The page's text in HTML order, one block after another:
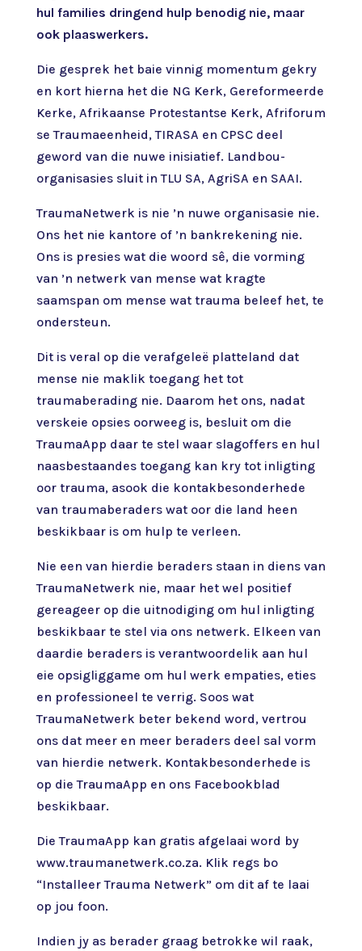
hul families dringend hulp benodig nie, maar
ook plaaswerkers.
Die gesprek het baie vinnig momentum gekry
en kort hierna het die NG Kerk, Gereformeerde
Kerke, Afrikaanse Protestantse Kerk, Afriforum
se Traumaeenheid, TIRASA en CPSC deel
geword van die nuwe inisiatief. Landbou-
organisasies sluit in TLU SA, AgriSA en SAAI.
TraumaNetwerk is nie ’n nuwe organisasie nie.
Ons het nie kantore of ’n bankrekening nie.
Ons is presies wat die woord sê, die vorming
van ’n netwerk van mense wat kragte
saamspan om mense wat trauma beleef het, te
ondersteun.
Dit is veral op die verafgeleë platteland dat
mense nie maklik toegang het tot
traumaberading nie. Daarom het ons, nadat
verskeie opsies oorweeg is, besluit om die
TraumaApp daar te stel waar slagoffers en hul
naasbestaandes toegang kan kry tot inligting
oor trauma, asook die kontakbesonderhede
van traumaberaders wat oor die land heen
beskikbaar is om hulp te verleen.
Nie een van hierdie beraders staan in diens van
TraumaNetwerk nie, maar het wel positief
gereageer op die uitnodiging om hul inligting
beskikbaar te stel via ons netwerk. Elkeen van
daardie beraders is verantwoordelik aan hul
eie opsigliggame om hul werk empaties, eties
en professioneel te verrig. Soos wat
TraumaNetwerk beter bekend word, vertrou
ons dat meer en meer beraders deel sal vorm
van hierdie netwerk. Kontakbesonderhede is
op die TraumaApp en ons Facebookblad
beskikbaar.
Die TraumaApp kan gratis afgelaai word by
www.traumanetwerk.co.za. Klik regs bo
“Installeer Trauma Netwerk” om dit af te laai
op jou foon.
Indien jy as berader graag betrokke wil raak,